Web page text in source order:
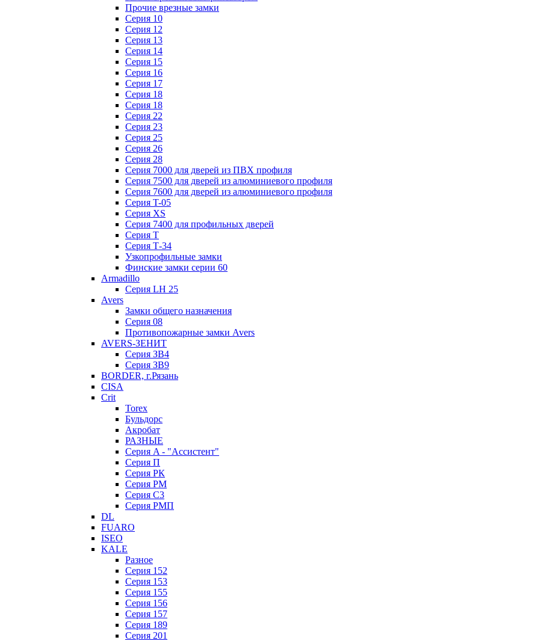
Прочие врезные замки
Серия 10
Серия 12
Серия 13
Серия 14
Серия 15
Серия 16
Серия 17
Серия 18
Серия 18
Серия 22
Серия 23
Серия 25
Серия 26
Серия 28
Серия 7000 для дверей из ПВХ профиля
Серия 7500 для дверей из алюминиевого профиля
Серия 7600 для дверей из алюминиевого профиля
Серия T-05
Серия XS
Серия 7400 для профильных дверей
Серия Т
Серия Т-34
Узкопрофильные замки
Финские замки серии 60
Armadillo
Серия LH 25
Avers
Замки общего назначения
Серия 08
Противопожарные замки Avers
AVERS-ЗЕНИТ
Серия ЗВ4
Серия ЗВ9
BORDER, г.Рязань
CISA
Crit
Torex
Бульдорс
Акробат
РАЗНЫЕ
Серия A - "Ассистент"
Серия П
Серия РК
Серия РМ
Серия С3
Серия РМП
DL
FUARO
ISEO
KALE
Разное
Серия 152
Серия 153
Серия 155
Серия 156
Серия 157
Серия 189
Серия 201